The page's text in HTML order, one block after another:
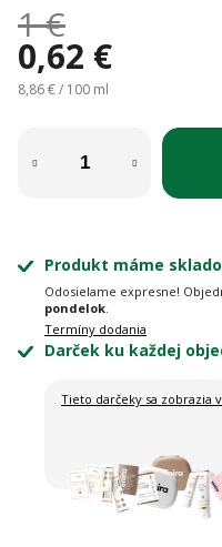
1 €
0,62 €
Jednotková cena:
8,86 € / 100 ml
Produkt máme
Odosielame expresne!
pondelok.
Termíny dodania
Darček ku každej
Tieto darčeky sa zobrazia